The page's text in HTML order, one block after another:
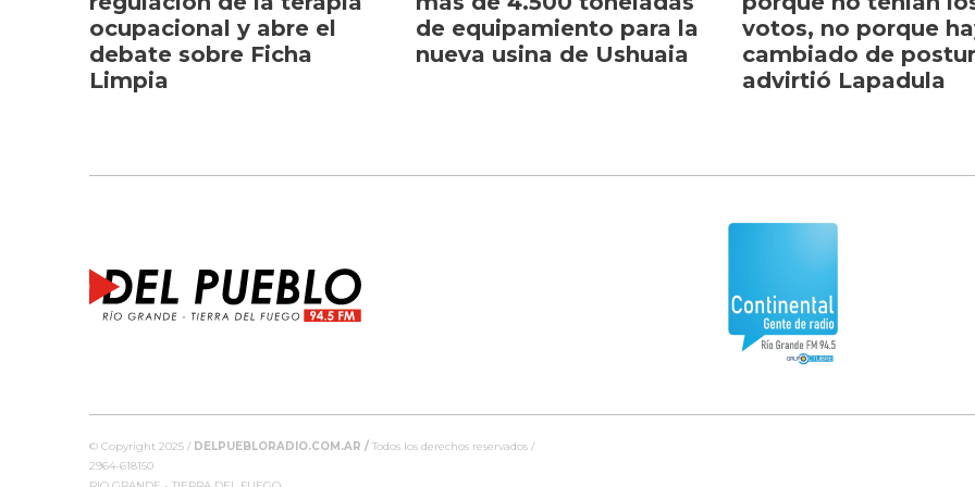
ocupacional y abre el
debate sobre Ficha
Limpia
de equipamiento para la
nueva usina de Ushuaia
votos, no porque
cambiado de
advirtió Lapadula
© Copyright 2025 / DELPUEBLORADIO.COM.AR / Todos los derechos reservados /
2964-618150